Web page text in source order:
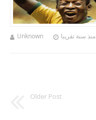
Unknown منذ سنة تقريبا
Older Post